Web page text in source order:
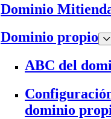
Dominio
Dominio propio
ABC del
dominio